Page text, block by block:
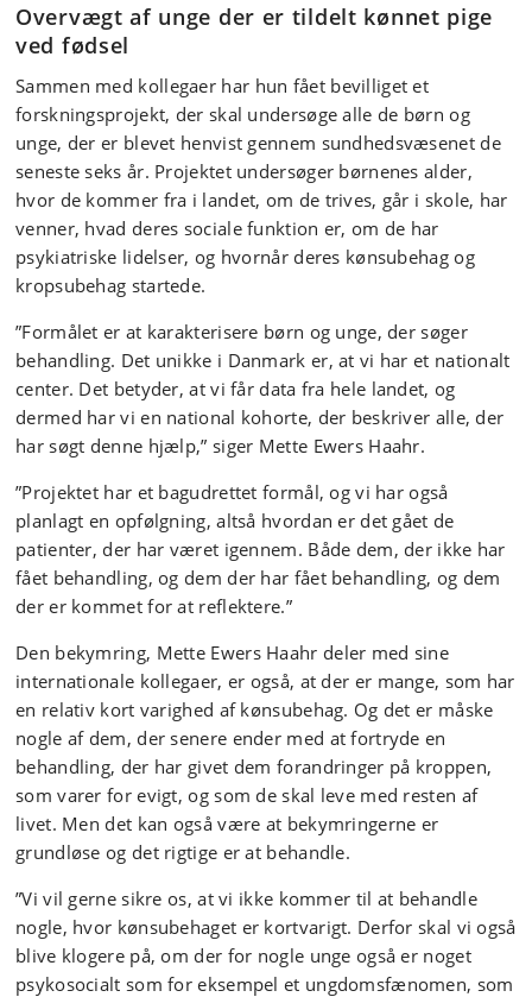
Overvægt af unge der er tildelt kønnet pige
ved fødsel
Sammen med kollegaer har hun fået bevilliget et
forskningsprojekt, der skal undersøge alle de børn og
unge, der er blevet henvist gennem sundhedsvæsenet de
seneste seks år. Projektet undersøger børnenes alder,
hvor de kommer fra i landet, om de trives, går i skole, har
venner, hvad deres sociale funktion er, om de har
psykiatriske lidelser, og hvornår deres kønsubehag og
kropsubehag startede.
”Formålet er at karakterisere børn og unge, der søger
behandling. Det unikke i Danmark er, at vi har et nationalt
center. Det betyder, at vi får data fra hele landet, og
dermed har vi en national kohorte, der beskriver alle, der
har søgt denne hjælp,” siger Mette Ewers Haahr.
”Projektet har et bagudrettet formål, og vi har også
planlagt en opfølgning, altså hvordan er det gået de
patienter, der har været igennem. Både dem, der ikke har
fået behandling, og dem der har fået behandling, og dem
der er kommet for at reflektere.”
Den bekymring, Mette Ewers Haahr deler med sine
internationale kollegaer, er også, at der er mange, som har
en relativ kort varighed af kønsubehag. Og det er måske
nogle af dem, der senere ender med at fortryde en
behandling, der har givet dem forandringer på kroppen,
som varer for evigt, og som de skal leve med resten af
livet. Men det kan også være at bekymringerne er
grundløse og det rigtige er at behandle.
”Vi vil gerne sikre os, at vi ikke kommer til at behandle
nogle, hvor kønsubehaget er kortvarigt. Derfor skal vi også
blive klogere på, om der for nogle unge også er noget
psykosocialt som for eksempel et ungdomsfænomen, som